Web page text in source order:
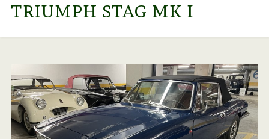
TRIUMPH STAG MK I